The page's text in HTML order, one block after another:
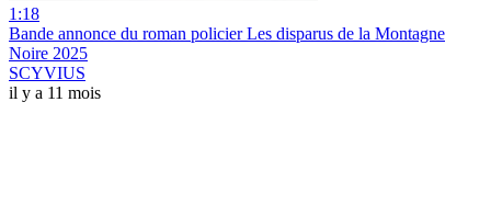
1:18
Bande annonce du roman policier Les disparus de la Montagne
Noire 2025
SCYVIUS
il y a 11 mois